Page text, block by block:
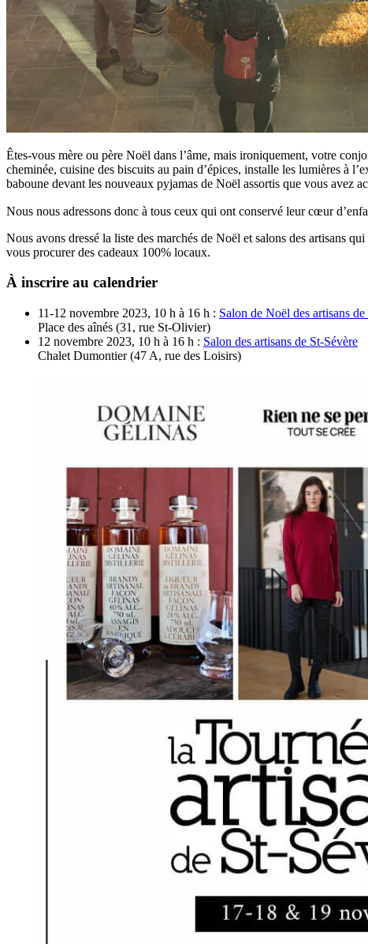
Êtes-vous mère ou père Noël dans l’âme, mais ironiquement, votre
cheminée, cuisine des biscuits au pain d’épices, installe les lumières à
baboune devant les nouveaux pyjamas de Noël assortis que vous avez
Nous nous adressons donc à tous ceux qui ont conservé leur cœur
Nous avons dressé la liste des marchés de Noël et salons des artisans
vous procurer des cadeaux 100% locaux.
À inscrire au calendrier
11-12 novembre 2023, 10 h à 16 h : Salon de Noël des artisans
Place des aînés (31, rue St-Olivier)
12 novembre 2023, 10 h à 16 h : Salon des artisans de St-Sévère
Chalet Dumontier (47 A, rue des Loisirs)